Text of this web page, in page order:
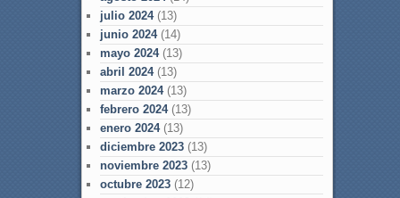
julio 2024(13)
junio 2024(14)
mayo 2024(13)
abril 2024(13)
marzo 2024(13)
febrero 2024(13)
enero 2024(13)
diciembre 2023(13)
noviembre 2023(13)
octubre 2023(12)